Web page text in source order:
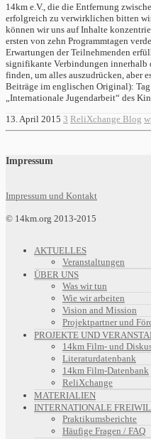
14km e.V., die die Entfernung
erfolgreich zu verwirklichen bitten
können wir uns auf Inhalte
ersten von zehn Programmtagen
Erwartungen der Teilnehmenden
signifikante Verbindungen innerhalb
finden, um alles auszudrücken, aber
Beiträge im englischen Original): Tag
„Internationale Jugendarbeit“ des
13. April 2015 3 ReliXchange Blog
Impressum
Impressum und Kontakt
© 14km.org 2013-2015
AKTUELLES
Veranstaltungen
ÜBER UNS
Was wir tun
Wie wir arbeiten
Vision and Mission
Projektpartner und
PROJEKTE UND
14km Film- und
Literaturdatenbank
14km Film-Datenbank
ReliXchange
MATERIALIEN
INTERNATIONALE
Praktikumsberichte
Häufige Fragen / FAQ